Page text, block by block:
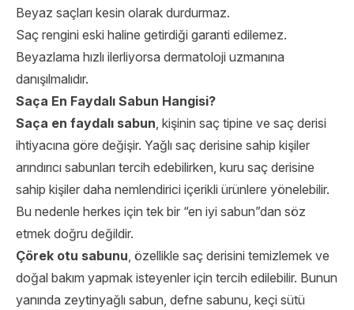
Beyaz saçları kesin olarak durdurmaz.
Saç rengini eski haline getirdiği garanti edilemez.
Beyazlama hızlı ilerliyorsa dermatoloji uzmanına
danışılmalıdır.
Saça En Faydalı Sabun Hangisi?
Saça en faydalı sabun, kişinin saç tipine ve saç derisi
ihtiyacına göre değişir. Yağlı saç derisine sahip kişiler
arındırıcı sabunları tercih edebilirken, kuru saç derisine
sahip kişiler daha nemlendirici içerikli ürünlere yönelebilir.
Bu nedenle herkes için tek bir “en iyi sabun”dan söz
etmek doğru değildir.
Çörek otu sabunu, özellikle saç derisini temizlemek ve
doğal bakım yapmak isteyenler için tercih edilebilir. Bunun
yanında zeytinyağlı sabun, defne sabunu, keçi sütü